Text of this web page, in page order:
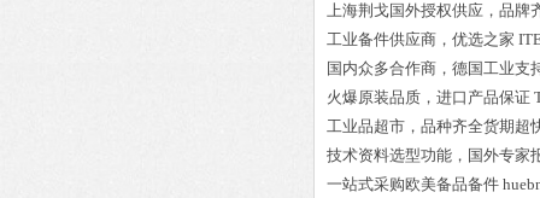
上海荆戈国外授权供应，品牌
工业备件供应商，优选之家
国内众多合作商，德国工业支
火爆原装品质，进口产品保证
工业品超市，品种齐全货期超
技术资料选型功能，国外专家
一站式采购欧美备品备件